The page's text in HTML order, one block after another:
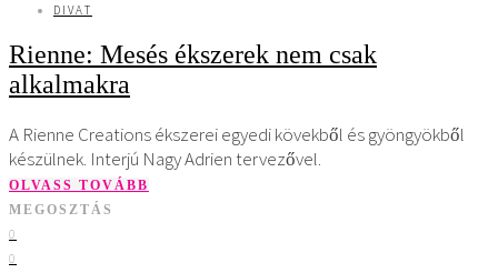
DIVAT
Rienne: Mesés ékszerek nem csak
alkalmakra
A Rienne Creations ékszerei egyedi kövekből és gyöngyökből
készülnek. Interjú Nagy Adrien tervezővel.
OLVASS TOVÁBB
MEGOSZTÁS
0
0